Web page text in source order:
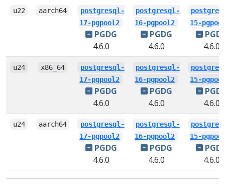
u22 aarch64
postgresql-
17-pgpool2
PGDG
4.6.0
postgresql-
16-pgpool2
PGDG
4.6.0
15-
4.6.0
u24 x86_64
postgresql-
17-pgpool2
PGDG
4.6.0
postgresql-
16-pgpool2
PGDG
4.6.0
15-
4.6.0
u24 aarch64
postgresql-
17-pgpool2
PGDG
4.6.0
postgresql-
16-pgpool2
PGDG
4.6.0
15-
4.6.0